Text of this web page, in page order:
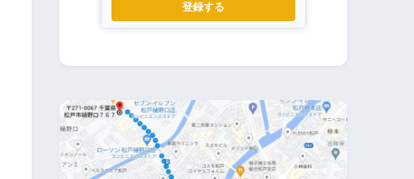
登録する